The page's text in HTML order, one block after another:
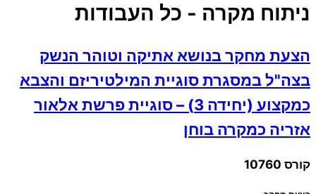
ניתוח מקרה - כל העבודות
הצעת מחקר בנושא אתיקה וטוהר הנשק
בצה"ל במסגרת סוגיית המילטיריזם והצבא
כמקצוע (יחידה 3) – סוגיית פרשת אלאור
אזריה כמקרה בוחן
קורס 10760